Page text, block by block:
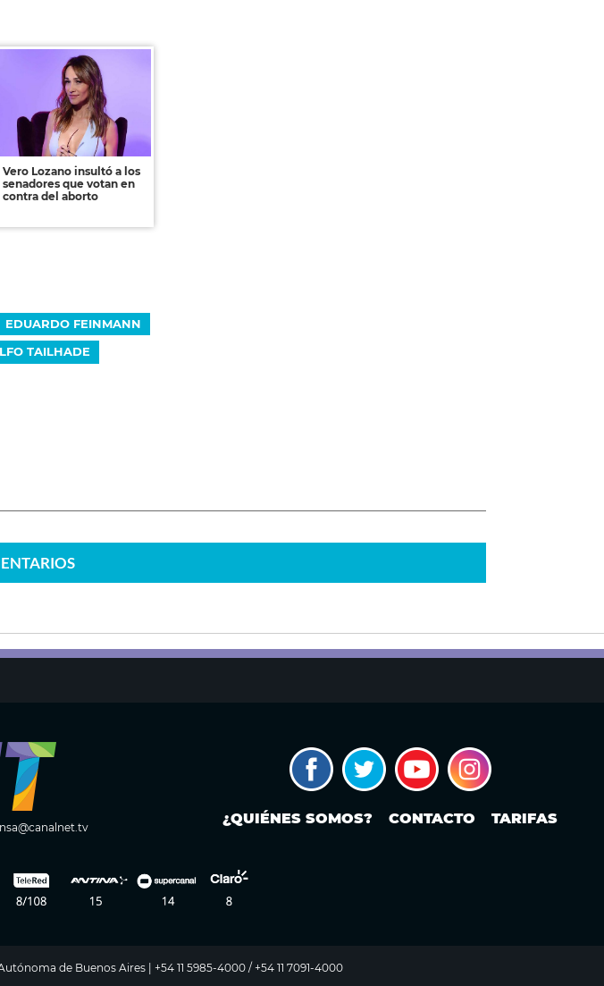
Vero Lozano insultó a los
senadores que votan en
contra del aborto
EDUARDO FEINMANN
TAILHADE
¿QUIÉNES SOMOS? CONTACTO TARIFAS
de Buenos Aires | +54 11 5985-4000 / +54 11 7091-4000